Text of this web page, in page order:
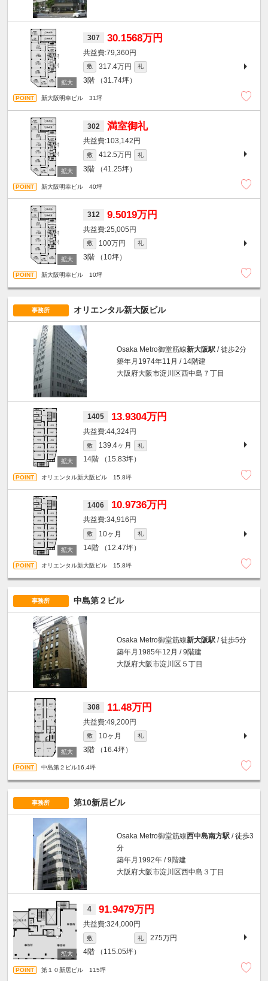
307 30.1568万円
79,360円
敷 317.4万円 礼
3階 （31.74坪）
新大阪明幸ビル 31坪
302 満室御礼
103,142円
敷 412.5万円 礼
3階 （41.25坪）
新大阪明幸ビル 40坪
312 9.5019万円
25,005円
敷 100万円 礼
3階 （10坪）
新大阪明幸ビル 10坪
事務所 オリエンタル新大阪ビル
Osaka Metro御堂筋線新大阪駅 / 徒歩2分
築年月1974年11月 / 14階建
大阪府大阪市淀川区西中島７丁目
1405 13.9304万円
44,324円
敷 139.4ヶ月 礼
14階 （15.83坪）
オリエンタル新大阪ビル 15.8坪
1406 10.9736万円
34,916円
敷 10ヶ月 礼
14階 （12.47坪）
オリエンタル新大阪ビル 15.8坪
事務所 中島第２ビル
Osaka Metro御堂筋線新大阪駅 / 徒歩5分
築年月1985年12月 / 9階建
大阪府大阪市淀川区５丁目
308 11.48万円
49,200円
敷 10ヶ月 礼
3階 （16.4坪）
中島第２ビル16.4坪
事務所 第10新居ビル
Osaka Metro御堂筋線西中島南方駅 / 徒歩3
分
築年月1992年 / 9階建
大阪府大阪市淀川区西中島３丁目
4 91.9479万円
324,000円
敷 礼
275万円
4階
（115.05坪）
第１０新居ビル 115坪